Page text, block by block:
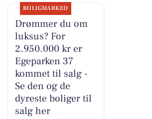
BOLIGMARKED
Drømmer du om
luksus? For
2.950.000 kr er
Egeparken 37
kommet til salg -
Se den og de
dyreste boliger til
salg her